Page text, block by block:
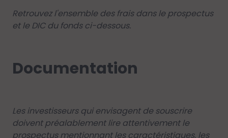
Retrouvez l'ensemble des frais dans le prospectus
et le DIC du fonds ci-dessous.
Documentation
Les investisseurs qui envisagent de souscrire
doivent préalablement lire attentivement le
prospectus mentionnant les caractéristiques, les